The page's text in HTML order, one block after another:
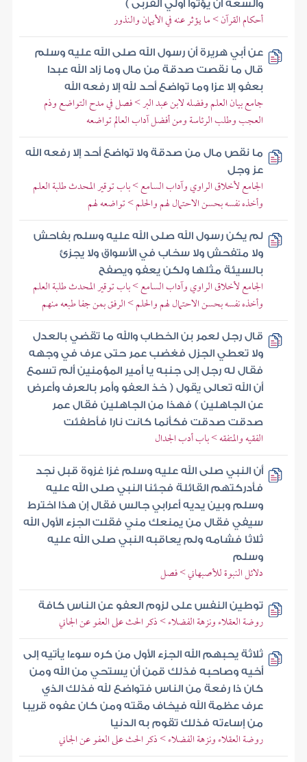
والسعة أن يؤتوا أولي القربى )
أحكام القرآن > ما يؤثر عنه في الأيمان والنذور
عن أبي هريرة أن رسول الله صلى الله عليه وسلم
قال ما نقصت صدقة من مال وما زاد الله عبدا
بعفو إلا عزا وما تواضع أحد لله إلا رفعه الله
جامع بيان العلم وفضله لابن عبد البر > فصل في مدح التواضع وذم
العجب وطلب الرئاسة ومن أفضل آداب العالم تواضعه
ما نقص مال من صدقة ولا تواضع أحد إلا رفعه الله
عز وجل
الجامع لأخلاق الراوي وآداب السامع > باب توقير المحدث طلبة العلم
وأخذه نفسه بحسن الاحتمال لهم والحلم > تواضعه لهم
لم يكن رسول الله صلى الله عليه وسلم بفاحش
ولا متفحش ولا سخاب في الأسواق ولا يجزئ
بالسيئة مثلها ولكن يعفو ويصفح
الجامع لأخلاق الراوي وآداب السامع > باب توقير المحدث طلبة العلم
وأخذه نفسه بحسن الاحتمال لهم والحلم > الرفق بمن جفا طبعه منهم
قال رجل لعمر بن الخطاب والله ما تقضي بالعدل
ولا تعطي الجزل فغضب عمر حتى عرف في وجهه
فقال له رجل إلى جنبه يا أمير المؤمنين ألم تسمع
أن الله تعالى يقول ( خذ العفو وأمر بالعرف وأعرض
عن الجاهلين ) فهذا من الجاهلين فقال عمر
صدقت صدقت فكأنما كانت نارا فأطفئت
الفقيه والمتفقه > باب أدب الجدال
أن النبي صلى الله عليه وسلم غزا غزوة قبل نجد
فأدركتهم القائلة فجئنا النبي صلى الله عليه
وسلم وبين يديه أعرابي جالس فقال إن هذا اخترط
سيفي فقال من يمنعك مني فقلت الجزء الأول الله
ثلاثا فشامه ولم يعاقبه النبي صلى الله عليه
وسلم
دلائل النبوة للأصبهاني > فصل
توطين النفس على لزوم العفو عن الناس كافة
روضة العقلاء ونزهة الفضلاء > ذكر الحث على العفو عن الجاني
ثلاثة يحبهم الله الجزء الأول من كره سوءا يأتيه إلى
أخيه وصاحبه فذلك قمن أن يستحي من الله ومن
كان ذا رفعة من الناس فتواضع لله فذلك الذي
عرف عظمة الله فيخاف مقته ومن كان عفوه قريبا
من إساءته فذلك تقوم به الدنيا
روضة العقلاء ونزهة الفضلاء > ذكر الحث على العفو عن الجاني